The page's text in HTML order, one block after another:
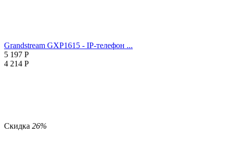
Grandstream GXP1615 - IP-телефон ...
5 197 Р
4 214 Р
Скидка 26%